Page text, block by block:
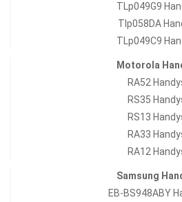
TLp049G9
Tlp058DA
TLp049C9
Motorola
RA52
RS35
RS13
RA33
RA12
Samsung
EB-BS948ABY